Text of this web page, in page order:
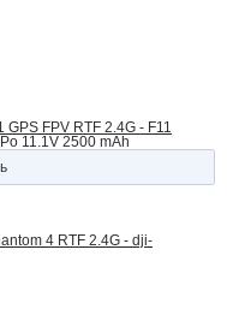
FPV RTF 2.4G - F11
11.1V 2500 mAh